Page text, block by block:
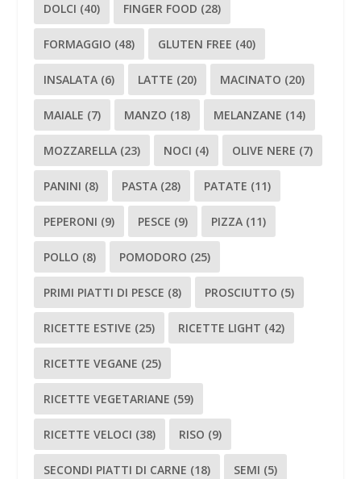
DOLCI (40) FINGER FOOD (28)
FORMAGGIO (48) GLUTEN FREE (40)
INSALATA (6) LATTE (20) MACINATO (20)
MAIALE (7) MANZO (18) MELANZANE (14)
MOZZARELLA (23) NOCI (4) OLIVE NERE (7)
PANINI (8) PASTA (28) PATATE (11)
PEPERONI (9) PESCE (9) PIZZA (11)
POLLO (8) POMODORO (25)
PRIMI PIATTI DI PESCE (8) PROSCIUTTO (5)
RICETTE ESTIVE (25) RICETTE LIGHT (42)
RICETTE VEGANE (25)
RICETTE VEGETARIANE (59)
RICETTE VELOCI (38) RISO (9)
SECONDI PIATTI DI CARNE (18) SEMI (5)